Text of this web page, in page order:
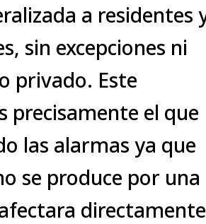
a residentes
sin excepciones ni
privado. Este
precisamente el que
las alarmas ya que
se produce por una
directamente